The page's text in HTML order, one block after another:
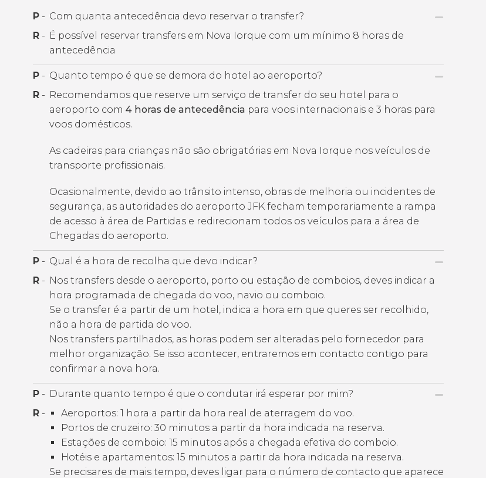
P - Com quanta antecedência devo reservar o transfer?
R - É possível reservar transfers em Nova Iorque com um mínimo 8 horas de
antecedência
P - Quanto tempo é que se demora do hotel ao aeroporto?
R - Recomendamos que reserve um serviço de transfer do seu hotel para o
aeroporto com4 horas de antecedência para voos internacionais e 3 horas para
voos domésticos.
As cadeiras para crianças não são obrigatórias em Nova Iorque nos veículos de
transporte profissionais.
Ocasionalmente, devido ao trânsito intenso, obras de melhoria ou incidentes de
segurança, as autoridades do aeroporto JFK fecham temporariamente a rampa
de acesso à área de Partidas e redirecionam todos os veículos para a área de
Chegadas do aeroporto.
P - Qual é a hora de recolha que devo indicar?
R - Nos transfers desde o aeroporto, porto ou estação de comboios, deves indicar a
hora programada de chegada do voo, navio ou comboio.
Se o transfer é a partir de um hotel, indica a hora em que queres ser recolhido,
não a hora de partida do voo.
Nos transfers partilhados, as horas podem ser alteradas pelo fornecedor para
melhor organização. Se isso acontecer, entraremos em contacto contigo para
confirmar a nova hora.
P - Durante quanto tempo é que o condutar irá esperar por mim?
R -
Aeroportos: 1 hora a partir da hora real de aterragem do voo.
Portos de cruzeiro: 30 minutos a partir da hora indicada na reserva.
Estações de comboio: 15 minutos após a chegada efetiva do comboio.
Hotéis e apartamentos: 15 minutos a partir da hora indicada na reserva.
Se precisares de mais tempo, deves ligar para o número de contacto que aparece